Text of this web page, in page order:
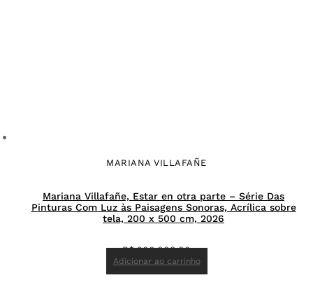
MARIANA VILLAFAÑE
Mariana Villafañe, Estar en otra parte – Série Das
Pinturas Com Luz às Paisagens Sonoras, Acrílica sobre
tela, 200 x 500 cm, 2026
R$200.000,00
Adicionar ao carrinho